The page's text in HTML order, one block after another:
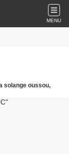
MENU
solange oussou,